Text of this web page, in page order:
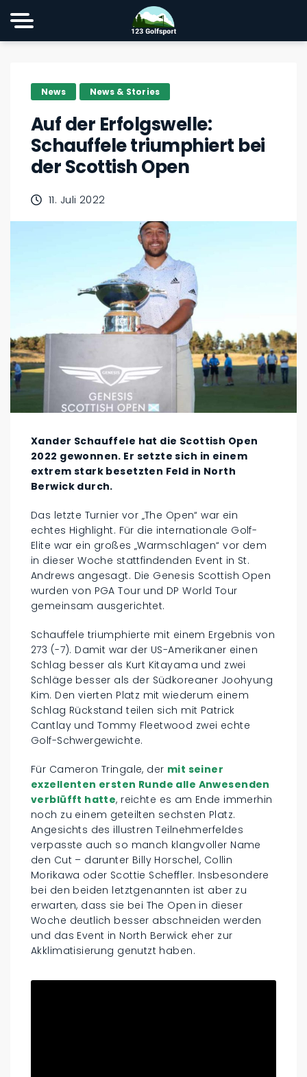
News News & Stories
Auf der Erfolgswelle:
Schauffele triumphiert bei
der Scottish Open
11. Juli 2022
Xander Schauffele hat die Scottish Open
2022 gewonnen. Er setzte sich in einem
extrem stark besetzten Feld in North
Berwick durch.
Das letzte Turnier vor „The Open“ war ein
echtes Highlight. Für die internationale Golf-
Elite war ein großes „Warmschlagen“ vor dem
in dieser Woche stattfindenden Event in St.
Andrews angesagt. Die Genesis Scottish Open
wurden von PGA Tour und DP World Tour
gemeinsam ausgerichtet.
Schauffele triumphierte mit einem Ergebnis von
273 (-7). Damit war der US-Amerikaner einen
Schlag besser als Kurt Kitayama und zwei
Schläge besser als der Südkoreaner Joohyung
Kim. Den vierten Platz mit wiederum einem
Schlag Rückstand teilen sich mit Patrick
Cantlay und Tommy Fleetwood zwei echte
Golf-Schwergewichte.
Für Cameron Tringale, der mit seiner
exzellenten ersten Runde alle Anwesenden
verblüfft hatte, reichte es am Ende immerhin
noch zu einem geteilten sechsten Platz.
Angesichts des illustren Teilnehmerfeldes
verpasste auch so manch klangvoller Name
den Cut – darunter Billy Horschel, Collin
Morikawa oder Scottie Scheffler. Insbesondere
bei den beiden letztgenannten ist aber zu
erwarten, dass sie bei The Open in dieser
Woche deutlich besser abschneiden werden
und das Event in North Berwick eher zur
Akklimatisierung genutzt haben.